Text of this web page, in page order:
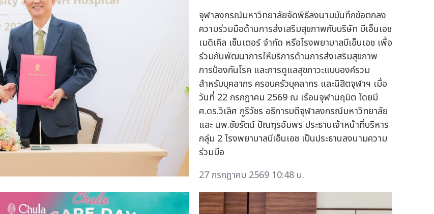
จุฬาลงกรณ์มหาวิทยาลัยจัดพิธีลงนามบันทึกข้อตกลง
ความร่วมมือด้านการส่งเสริมสุขภาพกับบริษัท บีเอ็นเอช
เมดิเคิล เซ็นเตอร์ จำกัด หรือโรงพยาบาลบีเอ็นเอช เพื่อ
ร่วมกันพัฒนาการให้บริการด้านการส่งเสริมสุขภาพ
การป้องกันโรค และการดูแลสุขภาวะแบบองค์รวม
สำหรับบุคลากร ครอบครัวบุคลากร และนิสิตจุฬาฯ เมื่อ
วันที่ 22 กรกฎาคม 2569 ณ เรือนจุฬานฤมิต โดยมี
ศ.ดร.วิเลิศ ภูริวัชร อธิการบดีจุฬาลงกรณ์มหาวิทยาลัย
และ นพ.ชัยรัตน์ ปัณฑุรอัมพร ประธานเจ้าหน้าที่บริหาร
กลุ่ม 2 โรงพยาบาลบีเอ็นเอช เป็นประธานลงนามความ
ร่วมมือ
27 กรกฎาคม 2569 10:48 น.